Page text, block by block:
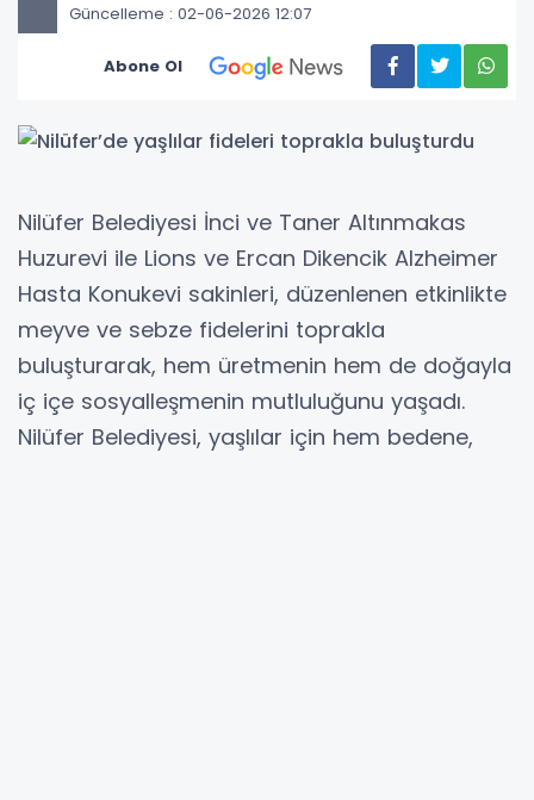
Güncelleme : 02-06-2026 12:07
Abone Ol
Nilüfer Belediyesi İnci ve Taner Altınmakas
Huzurevi ile Lions ve Ercan Dikencik Alzheimer
Hasta Konukevi sakinleri, düzenlenen etkinlikte
meyve ve sebze fidelerini toprakla
buluşturarak, hem üretmenin hem de doğayla
iç içe sosyalleşmenin mutluluğunu yaşadı.
Nilüfer Belediyesi, yaşlılar için hem bedene,